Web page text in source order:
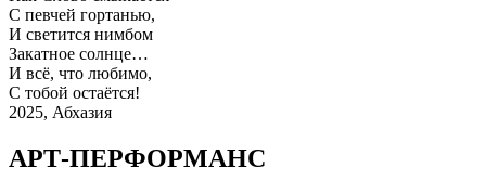
С певчей гортанью,
И светится нимбом
Закатное солнце…
И всё, что любимо,
С тобой остаётся!
2025, Абхазия
АРТ-ПЕРФОРМАНС